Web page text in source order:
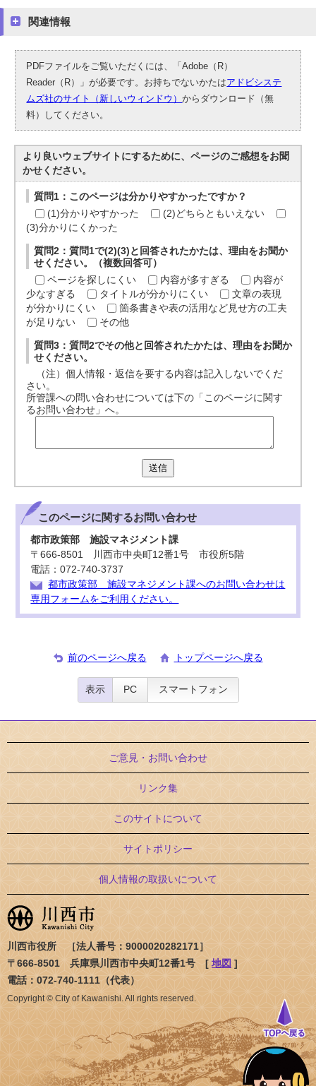
関連情報
PDFファイルをご覧いただくには、「Adobe（R）
Reader（R）」が必要です。お持ちでないかたはアドビシステ
ムズ社のサイト（新しいウィンドウ）からダウンロード（無
料）してください。
より良いウェブサイトにするために、ページのご感想をお聞
かせください。
質問1：このページは分かりやすかったですか？
(1)分かりやすかった
(2)どちらともいえない
(3)分かりにくかった
質問2：質問1で(2)(3)と回答されたかたは、理由をお聞か
せください。（複数回答可）
ページを探しにくい
内容が多すぎる
内容が
少なすぎる
タイトルが分かりにくい
文章の表現
が分かりにくい
箇条書きや表の活用など見せ方の工夫
が足りない
その他
質問3：質問2でその他と回答されたかたは、理由をお聞か
せください。
（注）個人情報・返信を要する内容は記入しないでくだ
さい。
所管課への問い合わせについては下の「このページに関す
るお問い合わせ」へ。
送信
このページに関するお問い合わせ
都市政策部 施設マネジメント課
〒666-8501 川西市中央町12番1号 市役所5階
電話：072-740-3737
都市政策部 施設マネジメント課へのお問い合わせは
専用フォームをご利用ください。
前のページへ戻る トップページへ戻る
表示 PC スマートフォン
ご意見・お問い合わせ
リンク集
このサイトについて
サイトポリシー
個人情報の取扱いについて
川西市役所 ［法人番号：9000020282171］
〒666-8501 兵庫県川西市中央町12番1号 [ 地図 ]
電話：072-740-1111（代表）
Copyright © City of Kawanishi. All rights reserved.